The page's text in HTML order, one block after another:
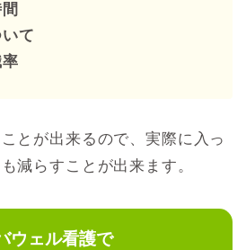
て
とが出来るので、実際に入っ
減らすことが出来ます。
ウェル看護で